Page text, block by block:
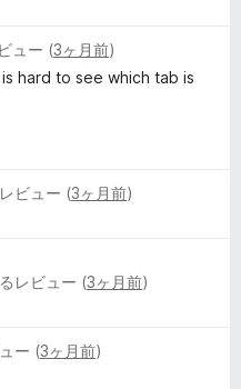
ュー (3ヶ月前)
hard to see which tab is
ビュー (3ヶ月前)
レビュー (3ヶ月前)
ー (3ヶ月前)